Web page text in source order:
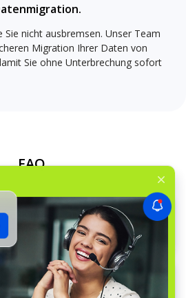
Sie nicht ausbremsen. Unser Team
Migration Ihrer Daten von
Sie ohne Unterbrechung sofort
FAQ
Preise für die
die korrekten Preise je
der lokalen Steuern oder
neue Mitarbeiter